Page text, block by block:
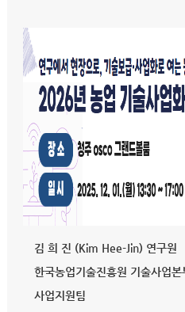
김 희 진 (Kim Hee-Jin) 연구원
한국농업기술진흥원 기술사업본
사업지원팀